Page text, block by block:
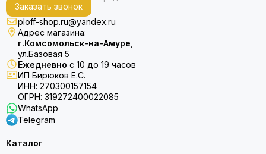
Заказать звонок
ploff-shop.ru@yandex.ru
Адрес магазина:
г.Комсомольск-на-Амуре
ул.Базовая 5
Ежедневно с 10 до 19 часов
ИП Бирюков Е.С.
ИНН: 270300157154
ОГРН: 319272400022085
WhatsApp
Telegram
Каталог